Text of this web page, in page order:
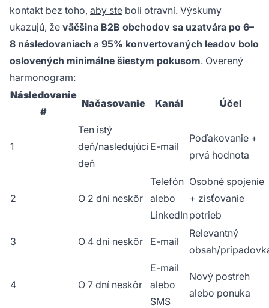
kontakt bez toho, aby ste boli otravní. Výskumy
ukazujú, že väčšina B2B obchodov sa uzatvára po 6–
8 následovaniach a 95% konvertovaných leadov bolo
oslovených minimálne šiestym pokusom. Overený
harmonogram:
Následovanie
#
Načasovanie Kanál Účel
1
Ten istý
deň/nasledujúci
deň
E-mail
Poďakovanie +
prvá hodnota
2 O 2 dni neskôr
Telefón
alebo
LinkedIn
Osobné spojenie
+ zisťovanie
potrieb
3 O 4 dni neskôr E-mail
Relevantný
obsah/
4 O 7 dní neskôr
E-mail
alebo
SMS
Nový postreh
alebo ponuka